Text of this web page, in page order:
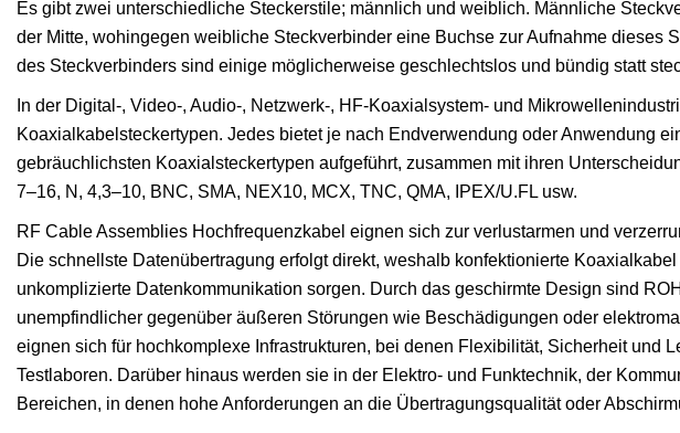
Es gibt zwei unterschiedliche Steckerstile; männlich und weiblich. Männliche
der Mitte, wohingegen weibliche Steckverbinder eine Buchse zur Aufnahme dieses
des Steckverbinders sind einige möglicherweise geschlechtslos und bündig statt
In der Digital-, Video-, Audio-, Netzwerk-, HF-Koaxialsystem- und
Koaxialkabelsteckertypen. Jedes bietet je nach Endverwendung oder Anwendung
gebräuchlichsten Koaxialsteckertypen aufgeführt, zusammen mit ihren
7–16, N, 4,3–10, BNC, SMA, NEX10, MCX, TNC, QMA, IPEX/U.FL usw.
RF Cable Assemblies Hochfrequenzkabel eignen sich zur verlustarmen und
Die schnellste Datenübertragung erfolgt direkt, weshalb konfektionierte
unkomplizierte Datenkommunikation sorgen. Durch das geschirmte Design sind
unempfindlicher gegenüber äußeren Störungen wie Beschädigungen oder
eignen sich für hochkomplexe Infrastrukturen, bei denen Flexibilität, Sicherheit und
Testlaboren. Darüber hinaus werden sie in der Elektro- und Funktechnik, der
Bereichen, in denen hohe Anforderungen an die Übertragungsqualität oder